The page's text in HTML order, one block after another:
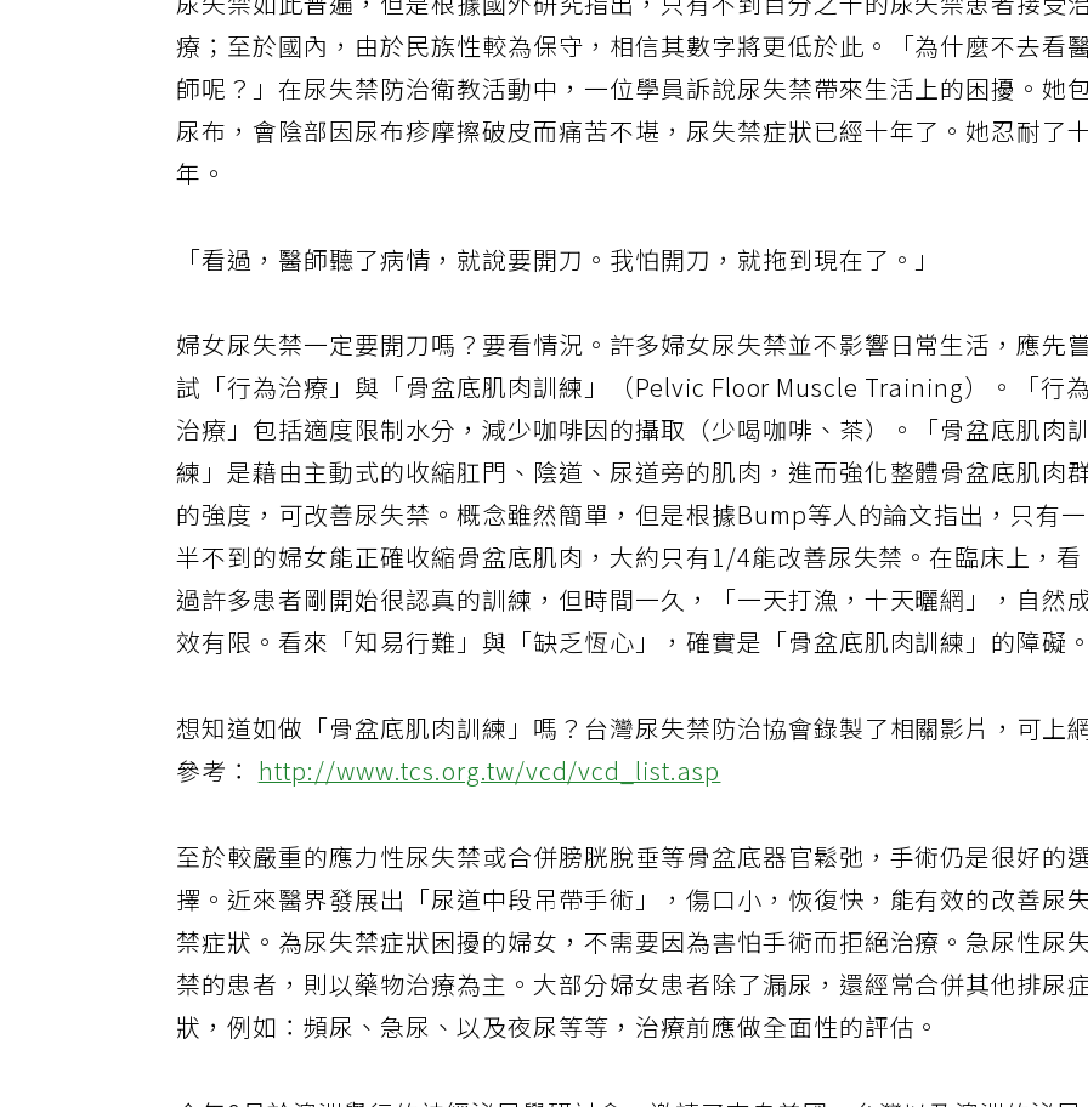
尿失禁如此普遍，但是根據國外研究指出，只有不到百分之十的尿失禁患者接受
療；至於國內，由於民族性較為保守，相信其數字將更低於此。「為什麼不去看
師呢？」在尿失禁防治衛教活動中，一位學員訴說尿失禁帶來生活上的困擾。她
尿布，會陰部因尿布疹摩擦破皮而痛苦不堪，尿失禁症狀已經十年了。她忍耐了
年。
「看過，醫師聽了病情，就說要開刀。我怕開刀，就拖到現在了。」
婦女尿失禁一定要開刀嗎？要看情況。許多婦女尿失禁並不影響日常生活，應先
試「行為治療」與「骨盆底肌肉訓練」（Pelvic Floor Muscle Training）。「行
治療」包括適度限制水分，減少咖啡因的攝取（少喝咖啡、茶）。「骨盆底肌肉
練」是藉由主動式的收縮肛門、陰道、尿道旁的肌肉，進而強化整體骨盆底肌肉
的強度，可改善尿失禁。概念雖然簡單，但是根據Bump等人的論文指出，只有
半不到的婦女能正確收縮骨盆底肌肉，大約只有1/4能改善尿失禁。在臨床上，看
過許多患者剛開始很認真的訓練，但時間一久，「一天打漁，十天曬網」，自然
效有限。看來「知易行難」與「缺乏恆心」，確實是「骨盆底肌肉訓練」的障礙
想知道如做「骨盆底肌肉訓練」嗎？台灣尿失禁防治協會錄製了相關影片，可上
參考：http://www.tcs.org.tw/vcd/vcd_list.asp
至於較嚴重的應力性尿失禁或合併膀胱脫垂等骨盆底器官鬆弛，手術仍是很好的
擇。近來醫界發展出「尿道中段吊帶手術」，傷口小，恢復快，能有效的改善尿
禁症狀。為尿失禁症狀困擾的婦女，不需要因為害怕手術而拒絕治療。急尿性尿
禁的患者，則以藥物治療為主。大部分婦女患者除了漏尿，還經常合併其他排尿
狀，例如：頻尿、急尿、以及夜尿等等，治療前應做全面性的評估。